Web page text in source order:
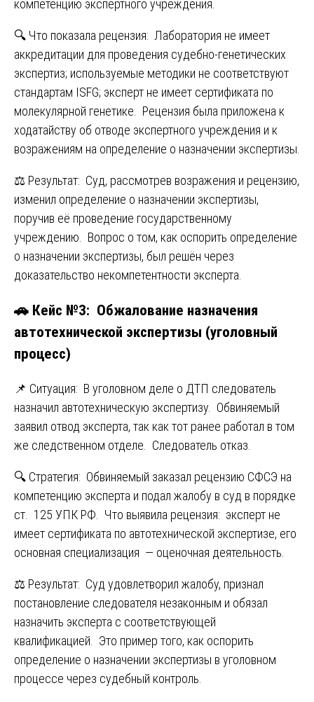
компетенцию экспертного учреждения.
🔍 Что показала рецензия: Лаборатория не имеет
аккредитации для проведения судебно-генетических
экспертиз; используемые методики не соответствуют
стандартам ISFG; эксперт не имеет сертификата по
молекулярной генетике. Рецензия была приложена к
ходатайству об отводе экспертного учреждения и к
возражениям на определение о назначении экспертизы.
⚖️ Результат: Суд, рассмотрев возражения и рецензию,
изменил определение о назначении экспертизы,
поручив её проведение государственному
учреждению. Вопрос о том, как оспорить определение
о назначении экспертизы, был решён через
доказательство некомпетентности эксперта.
🚗 Кейс №3: Обжалование назначения
автотехнической экспертизы (уголовный
процесс)
📌 Ситуация: В уголовном деле о ДТП следователь
назначил автотехническую экспертизу. Обвиняемый
заявил отвод эксперта, так как тот ранее работал в том
же следственном отделе. Следователь отказ.
🔍 Стратегия: Обвиняемый заказал рецензию СФСЭ на
компетенцию эксперта и подал жалобу в суд в порядке
ст. 125 УПК РФ. Что выявила рецензия: эксперт не
имеет сертификата по автотехнической экспертизе, его
основная специализация — оценочная деятельность.
⚖️ Результат: Суд удовлетворил жалобу, признал
постановление следователя незаконным и обязал
назначить эксперта с соответствующей
квалификацией. Это пример того, как оспорить
определение о назначении экспертизы в уголовном
процессе через судебный контроль.